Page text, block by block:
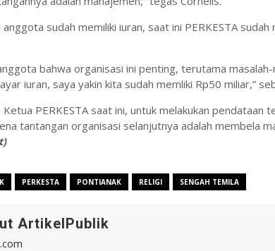
sudah memiliki iuran, saat ini PERKESTA sudah
bahwa organisasi ini penting, terutama masalah-
iuran, saya yakin kita sudah memliki Rp50 miliar,”
PERKESTA saat ini, untuk melakukan pendataan
tantangan organisasi selanjutnya adalah membela
PERKESTA PONTIANAK RELIGI SENGAH TEMILA
ArtikelPublik